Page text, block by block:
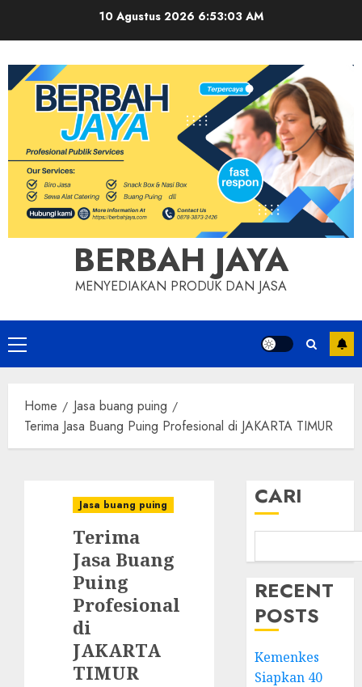
10 Agustus 2026 6:53:03 AM
BERBAH JAYA
MENYEDIAKAN PRODUK DAN JASA
Primary
Menu
Home
Jasa buang puing
Terima Jasa Buang Puing Profesional di JAKARTA TIMUR
Jasa buang puing
Terima
Jasa Buang
Puing
Profesional
di
JAKARTA
TIMUR
CARI
RECENT
POSTS
Kemenkes
Siapkan 40